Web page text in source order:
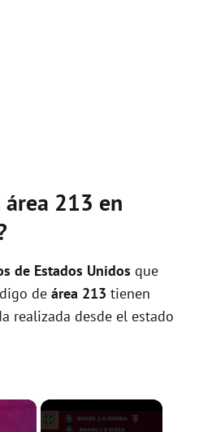
área 213 en
de Estados Unidos que
de área 213 tienen
realizada desde el estado
×